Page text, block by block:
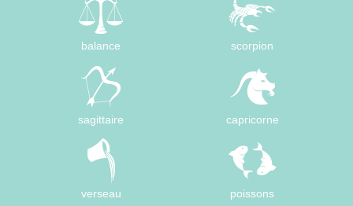
balance scorpion
sagittaire capricorne
verseau poissons